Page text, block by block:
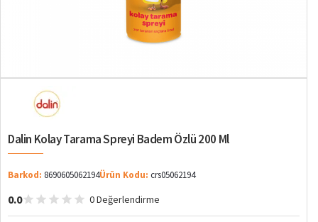
Dalin Kolay Tarama Spreyi Badem Özlü 200 Ml
Barkod: 8690605062194Ürün Kodu: crs05062194
0.0 0 Değerlendirme